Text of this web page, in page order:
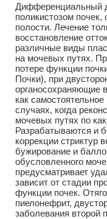
Дифференциальный
поликистозом
полости. Лечение
восстановление
различные виды
на мочевых путях.
потере функции
Почки), при
органосохраняющие
как
случаях, когда
мочевых путях по
Разрабатываются и
коррекции стриктур
бужирование и
обусловленного
предусматривает
зависит от стадии
функции почек.
пиелонефрит,
заболевания второй